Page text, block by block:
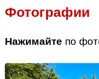
Фотографии
Нажимайте по